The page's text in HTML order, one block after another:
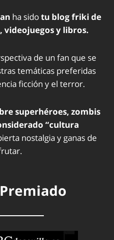
ha sidotu blog friki de
videojuegos y libros.
de un fan que se
temáticas preferidas
ficción y el terror.
superhéroes, zombis
“cultura
nostalgia y ganas de